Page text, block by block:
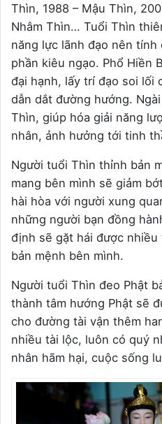
Thìn, 1988 – Mậu Thìn,
Nhâm Thìn… Tuổi Thìn
năng lực lãnh đạo nên
phần kiêu ngạo. Phổ Hiền
đại hạnh, lấy trí đạo soi lối
dẫn dắt đường hướng.
Thìn, giúp hóa giải năng
nhân, ảnh hưởng tới tinh
Người tuổi Thìn thỉnh bản
mang bên mình sẽ giảm
hài hòa với người xung
những người bạn đồng
định sẽ gặt hái được
bản mệnh bên mình.
Người tuổi Thìn đeo Phật
thành tâm hướng Phật sẽ
cho đường tài vận thêm
nhiều tài lộc, luôn có quý
nhân hãm hại, cuộc sống